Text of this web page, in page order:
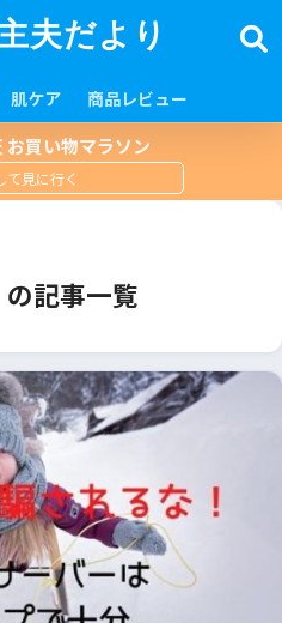
夫だより
肌ケア 商品レビュー
お買い物マラソン
の記事一覧